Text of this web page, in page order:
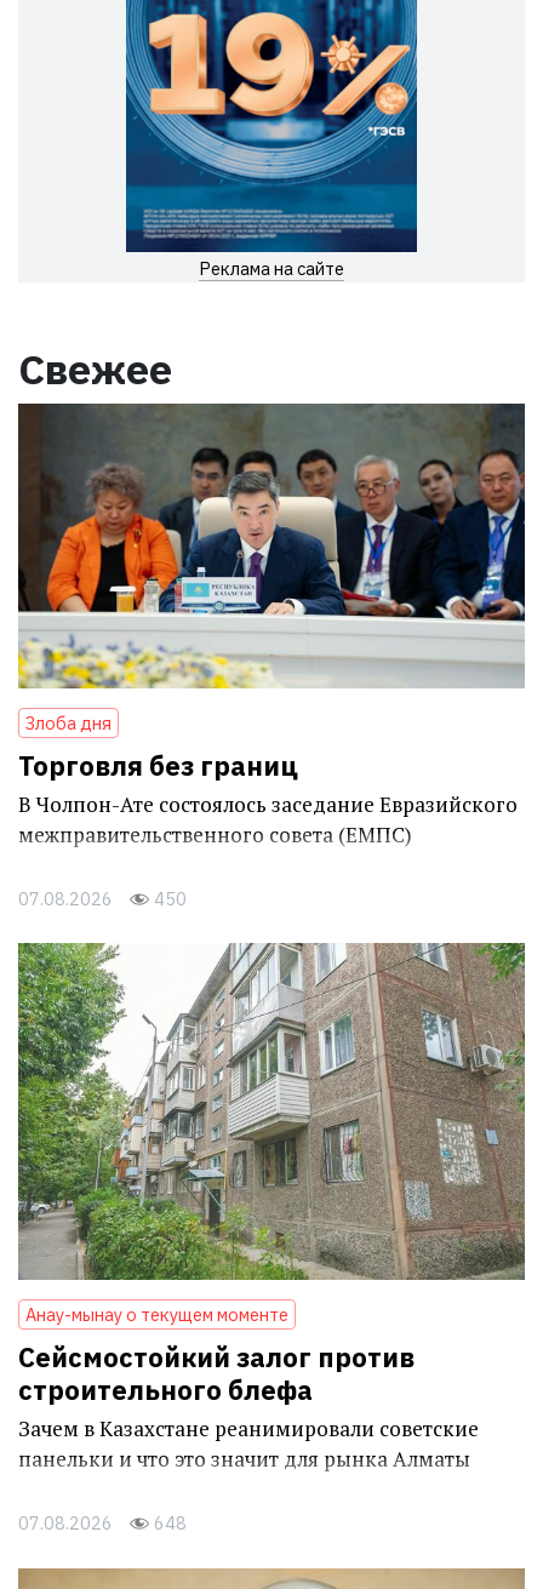
Реклама на сайте
Свежее
Злоба дня
Торговля без границ
В Чолпон-Ате состоялось заседание Евразийского
межправительственного совета (ЕМПС)
07.08.2026 450
Анау-мынау о текущем моменте
Сейсмостойкий залог против
строительного блефа
Зачем в Казахстане реанимировали советские
панельки и что это значит для рынка Алматы
07.08.2026 648